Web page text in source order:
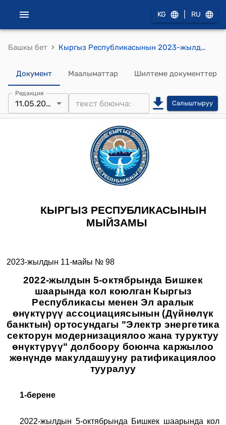
KG RU
Башкы бет › Кыргыз Республикасынын 2023-жылдын 11-майындагы № 98 "2022-жылдын 5-октябрында Бишкек шаарында кол коюлган Кыргыз Республикасы менен Эл аралык өнүктүрүү ассоциациясынын (Дүйнөлүк банктын) ортосундагы "Электр энергетика секторун модернизациялоо жана туруктуу өнүктүрүү" долбоору боюнча каржылоо жөнүндө макулдашууну ратификациялоо тууралуу" Мыйзамы
Документ Маалыматтар Шилтеме документтер
Редакция
11.05.2023 Салыштыруу